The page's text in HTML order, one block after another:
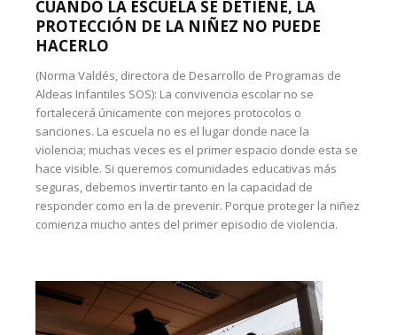
CUANDO LA ESCUELA SE DETIENE, LA
PROTECCIÓN DE LA NIÑEZ NO PUEDE
HACERLO
(Norma Valdés, directora de Desarrollo de Programas de
Aldeas Infantiles SOS): La convivencia escolar no se
fortalecerá únicamente con mejores protocolos o
sanciones. La escuela no es el lugar donde nace la
violencia; muchas veces es el primer espacio donde esta se
hace visible. Si queremos comunidades educativas más
seguras, debemos invertir tanto en la capacidad de
responder como en la de prevenir. Porque proteger la niñez
comienza mucho antes del primer episodio de violencia.